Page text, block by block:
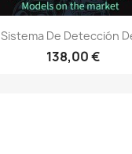
Sistema De Detección
138,00 €